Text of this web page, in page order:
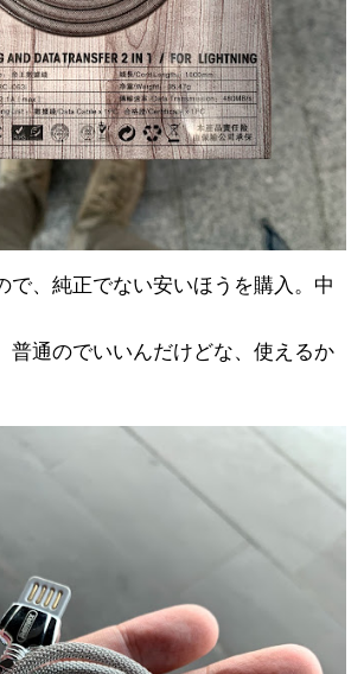
で、純正でない安いほうを購入。中
普通のでいいんだけどな、使えるか